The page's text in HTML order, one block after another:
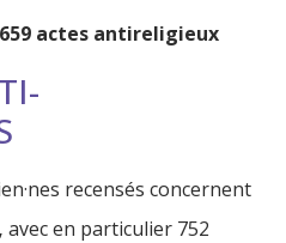
actes antireligieux
recensés concernent
avec en particulier 752